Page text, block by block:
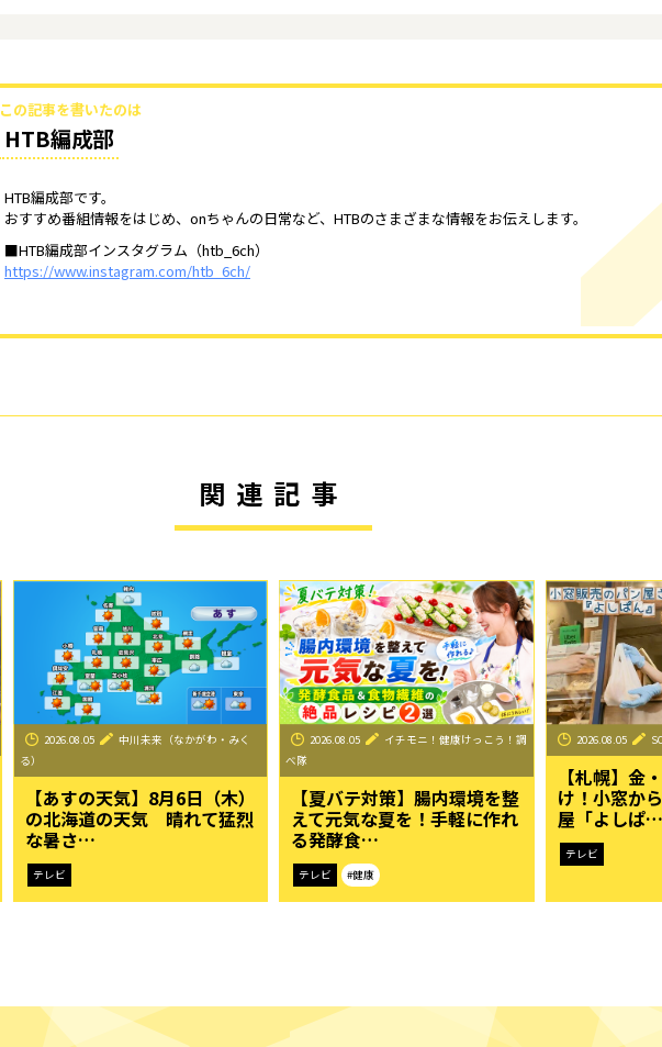
この記事を書いたのは
HTB編成部
HTB編成部です。
おすすめ番組情報をはじめ、onちゃんの日常など、HTBのさまざまな情報をお伝えします。
■HTB編成部インスタグラム（htb_6ch）
https://www.instagram.com/htb_6ch/
関連記事
2026.08.05
中川未来（なかがわ・みく
る）
【あすの天気】8月6日（木）
の北海道の天気 晴れて猛烈
な暑さ…
テレビ
2026.08.05
イチモニ！健康けっこう！調
べ隊
【夏バテ対策】腸内環境を整
えて元気な夏を！手軽に作れ
る発酵食…
テレビ #健康
2026.08.05
【札幌】金
け！小窓か
屋「よしぱ…
テレビ